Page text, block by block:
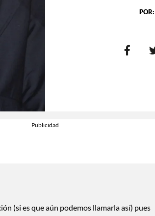
(si es que aún podemos llamarla así) pues